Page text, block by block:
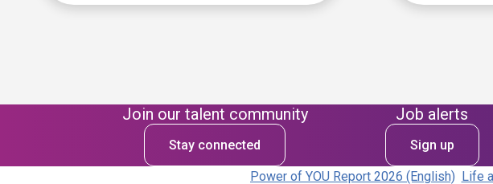
Join our talent community
Stay connected
Job alerts
Sign up
Power of YOU Report 2026 (English) Life